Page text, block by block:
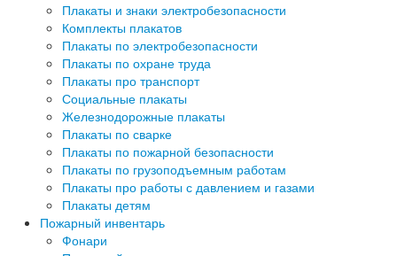
Плакаты и знаки электробезопасности
Комплекты плакатов
Плакаты по электробезопасности
Плакаты по охране труда
Плакаты про транспорт
Социальные плакаты
Железнодорожные плакаты
Плакаты по сварке
Плакаты по пожарной безопасности
Плакаты по грузоподъемным работам
Плакаты про работы с давлением и газами
Плакаты детям
Пожарный инвентарь
Фонари